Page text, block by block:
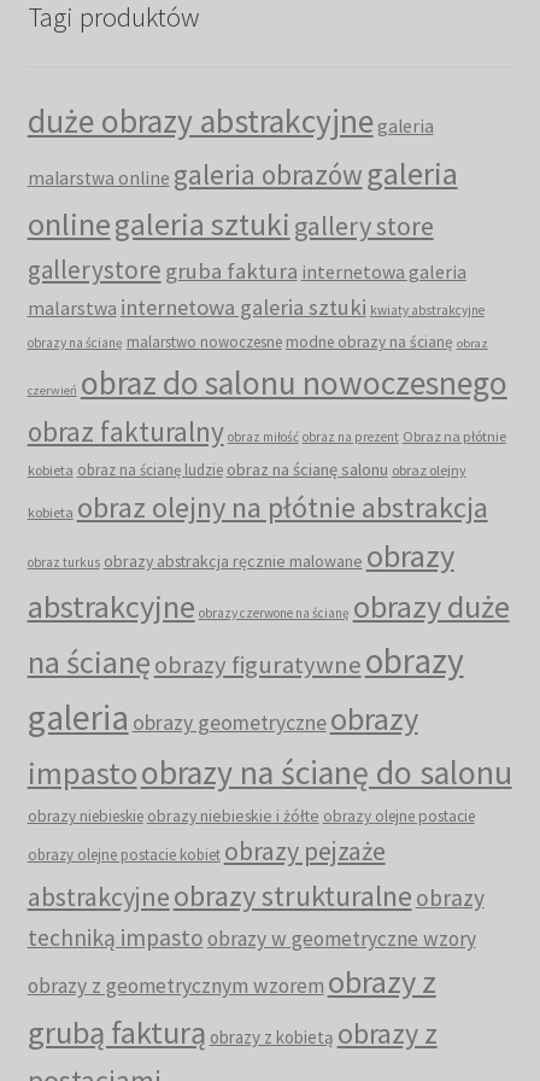
Tagi produktów
duże obrazy abstrakcyjne galeria
malarstwa online galeria obrazów galeria
onlinegaleria sztuki gallery store
gallerystore gruba faktura internetowa galeria
malarstwa internetowa galeria sztuki kwiaty abstrakcyjne
obrazy na ścianę malarstwo nowoczesne modne obrazy na ścianę obraz
czerwień obraz do salonu nowoczesnego
obraz fakturalny obraz miłość obraz na prezent Obraz na płótnie
kobieta obraz na ścianę ludzie obraz na ścianę salonu obraz olejny
kobieta obraz olejny na płótnie abstrakcja
obraz turkus obrazy abstrakcja ręcznie malowane obrazy
abstrakcyjne obrazy czerwone na ścianę obrazy duże
na ścianęobrazy figuratywneobrazy
galeria obrazy geometryczneobrazy
impastoobrazy na ścianę do salonu
obrazy niebieskie obrazy niebieskie i żółte obrazy olejne postacie
obrazy olejne postacie kobiet obrazy pejzaże
abstrakcyjneobrazy strukturalne obrazy
techniką impastoobrazy w geometryczne wzory
obrazy z geometrycznym wzorem obrazy z
grubą fakturą obrazy z kobietą obrazy z